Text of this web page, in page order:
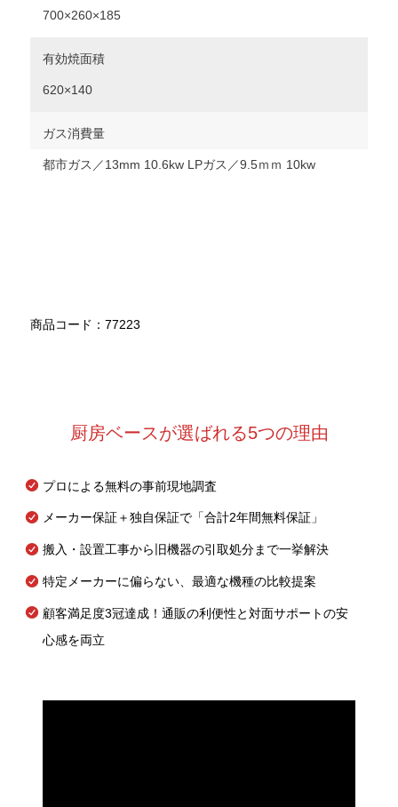
700×260×185
有効焼面積
620×140
ガス消費量
都市ガス／13mm 10.6kw LPガス／9.5ｍｍ 10kw
商品コード：77223
厨房ベースが選ばれる5つの理由
プロによる無料の事前現地調査
メーカー保証＋独自保証で「合計2年間無料保証」
搬入・設置工事から旧機器の引取処分まで一挙解決
特定メーカーに偏らない、最適な機種の比較提案
顧客満足度3冠達成！通販の利便性と対面サポートの安
心感を両立